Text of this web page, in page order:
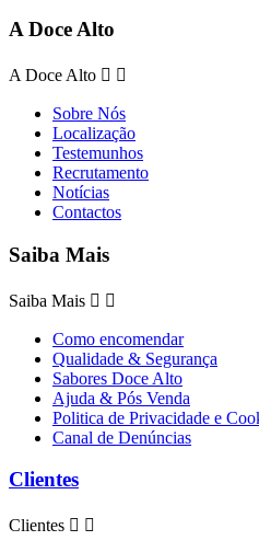
A Doce Alto
A Doce Alto  
Sobre Nós
Localização
Testemunhos
Recrutamento
Notícias
Contactos
Saiba Mais
Saiba Mais  
Como encomendar
Qualidade & Segurança
Sabores Doce Alto
Ajuda & Pós Venda
Politica de Privacidade e
Canal de Denúncias
Clientes
Clientes  